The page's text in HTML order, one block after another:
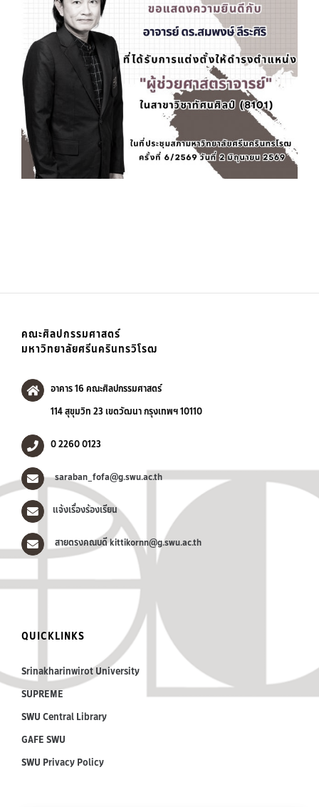
คณะศิลปกรรมศาสตร์
มหาวิทยาลัยศรีนครินทรวิโรฒ
อาคาร 16 คณะศิลปกรรมศาสตร์
114 สุขุมวิท 23 เขตวัฒนา กรุงเทพฯ 10110
0 2260 0123
saraban_fofa@g.swu.ac.th
แจ้งเรื่องร้องเรียน
สายตรงคณบดี kittikornn@g.swu.ac.th
QUICKLINKS
Srinakharinwirot University
SUPREME
SWU Central Library
GAFE SWU
SWU Privacy Policy